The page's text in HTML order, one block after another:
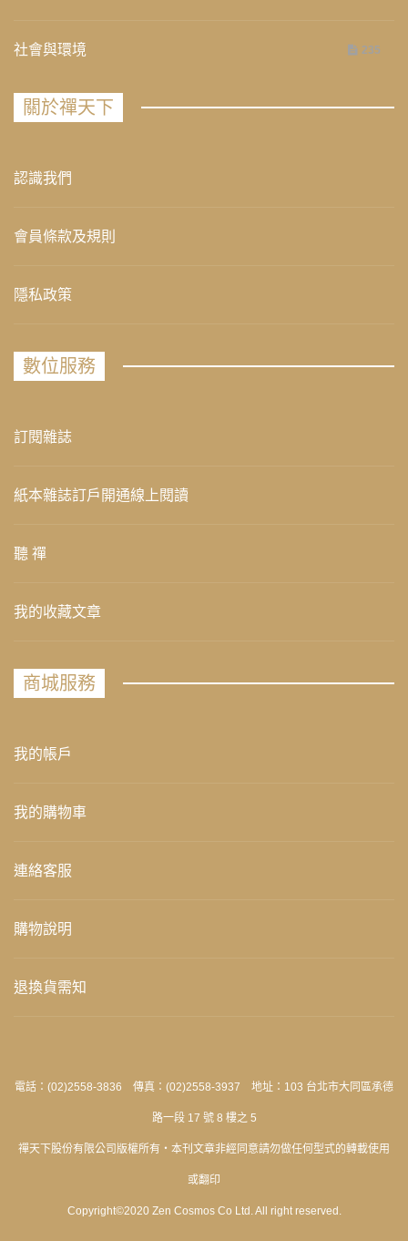
社會與環境 235
關於禪天下
認識我們
會員條款及規則
隱私政策
數位服務
訂閱雜誌
紙本雜誌訂戶開通線上閱讀
聽 禪
我的收藏文章
商城服務
我的帳戶
我的購物車
連絡客服
購物說明
退換貨需知
電話：(02)2558-3836 傳真：(02)2558-3937 地址：103 台北市大同區承德
路一段 17 號 8 樓之 5
禪天下股份有限公司版權所有‧本刊文章非經同意請勿做任何型式的轉載使用
或翻印
Copyright©2020 Zen Cosmos Co Ltd. All right reserved.